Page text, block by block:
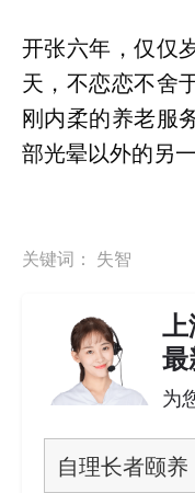
开张六年，仅仅
天，不恋恋不舍
刚内柔的养老服
部光晕以外的另
关键词： 失智
上
最
为